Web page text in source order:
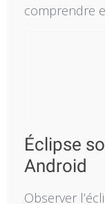
comprendre
Éclipse
Android
Observer